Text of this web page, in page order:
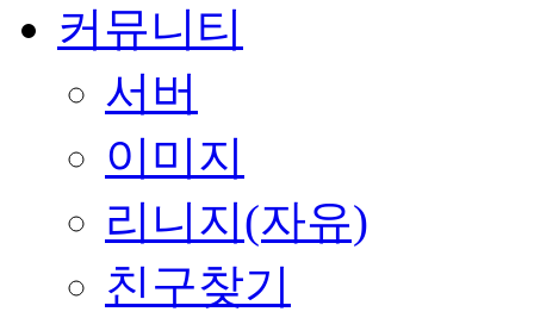
커뮤니티
서버
이미지
리니지(자유)
친구찾기